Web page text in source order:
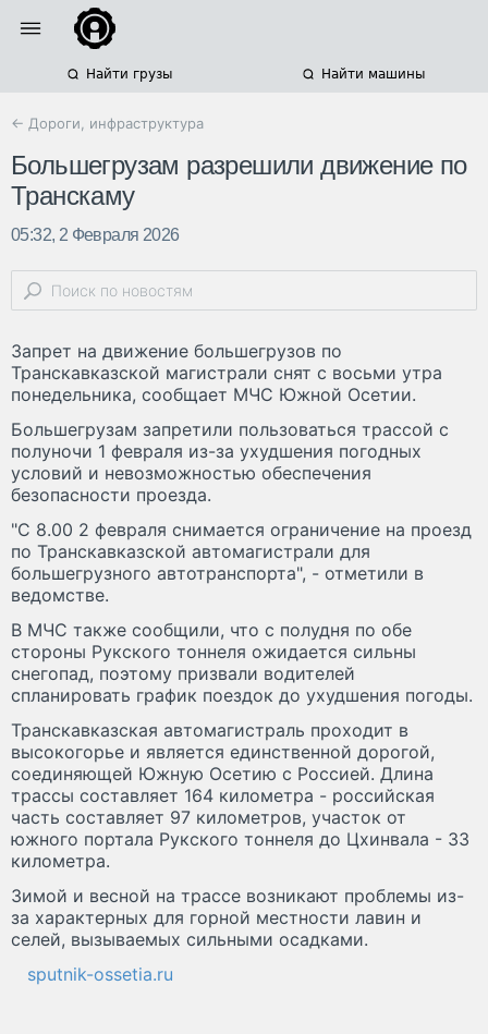
Найти грузы Найти машины
← Дороги, инфраструктура
Большегрузам разрешили движение по
Транскаму
05:32, 2 Февраля 2026
Запрет на движение большегрузов по
Транскавказской магистрали снят с восьми утра
понедельника, сообщает МЧС Южной Осетии.
Большегрузам запретили пользоваться трассой с
полуночи 1 февраля из-за ухудшения погодных
условий и невозможностью обеспечения
безопасности проезда.
"С 8.00 2 февраля снимается ограничение на проезд
по Транскавказской автомагистрали для
большегрузного автотранспорта", - отметили в
ведомстве.
В МЧС также сообщили, что с полудня по обе
стороны Рукского тоннеля ожидается сильны
снегопад, поэтому призвали водителей
спланировать график поездок до ухудшения погоды.
Транскавказская автомагистраль проходит в
высокогорье и является единственной дорогой,
соединяющей Южную Осетию с Россией. Длина
трассы составляет 164 километра - российская
часть составляет 97 километров, участок от
южного портала Рукского тоннеля до Цхинвала - 33
километра.
Зимой и весной на трассе возникают проблемы из-
за характерных для горной местности лавин и
селей, вызываемых сильными осадками.
sputnik-ossetia.ru